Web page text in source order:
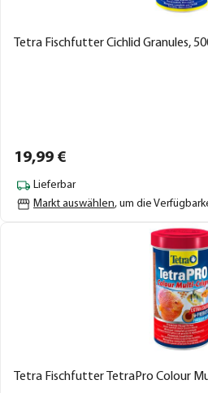
Tetra Fischfutter Cichlid Granules,
19,99 €
Lieferbar
Markt auswählen, um die
Tetra Fischfutter TetraPro Colour